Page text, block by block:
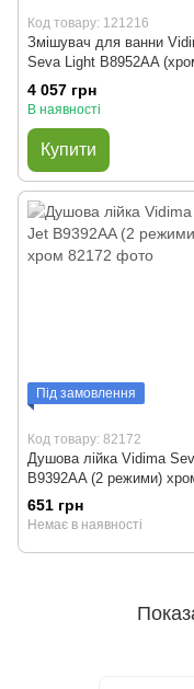
Код товару: 121216
Змішувач для ванни
Seva Light B8952AA
4 057 грн
В наявності
Купити
Під замовлення
Код товару: 82172
Душова лійка Vidima
B9392AA (2 режими)
651 грн
Немає в наявності